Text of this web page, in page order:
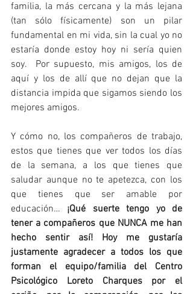
familia, la más cercana y la más lejana
(tan sólo físicamente) son un pilar
fundamental en mi vida, sin la cual yo no
estaría donde estoy hoy ni sería quien
soy.  Por supuesto, mis amigos, los de
aquí y los de allí que no dejan que la
distancia impida que sigamos siendo los
mejores amigos.
Y cómo no, los compañeros de trabajo,
estos que tienes que ver todos los días
de la semana, a los que tienes que
saludar aunque no te apetezca, con los
que tienes que ser amable por
educación… ¡Qué suerte tengo yo de
tener a compañeros que NUNCA me han
hecho sentir así! Hoy me gustaría
justamente agradecer a todos los que
forman el equipo/familia del Centro
Psicológico Loreto Charques por el